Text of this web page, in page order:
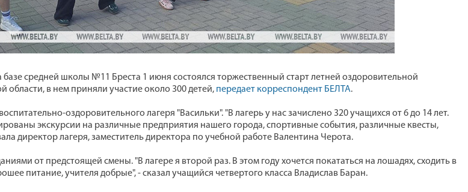
средней школы №11 Бреста 1 июня состоялся торжественный старт летней оздоровительной
области, в нем приняли участие около 300 детей, передает корреспондент БЕЛТА.
оздоровительного лагеря "Васильки". "В лагерь у нас зачислено 320 учащихся от 6 до 14 лет.
экскурсии на различные предприятия нашего города, спортивные события, различные квесты,
директор лагеря, заместитель директора по учебной работе Валентина Черота.
от предстоящей смены. "В лагере я второй раз. В этом году хочется покататься на лошадях, сходить в
питание, учителя добрые", - сказал учащийся четвертого класса Владислав Баран.